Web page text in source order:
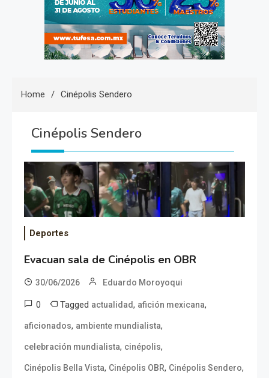
Home Cinépolis Sendero
Cinépolis Sendero
Deportes
Evacuan sala de Cinépolis en OBR
30/06/2026 Eduardo Moroyoqui
0 Tagged actualidad, afición mexicana,
aficionados, ambiente mundialista,
celebración mundialista, cinépolis,
Cinépolis Bella Vista, Cinépolis OBR, Cinépolis Sendero,